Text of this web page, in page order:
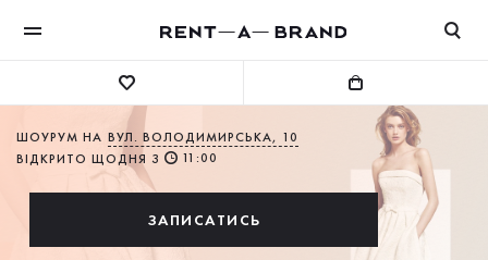
ШОУРУМ НА ВУЛ. ВОЛОДИМИРСЬКА, 10
ВІДКРИТО ЩОДНЯ З
11:00
ЗАПИСАТИСЬ